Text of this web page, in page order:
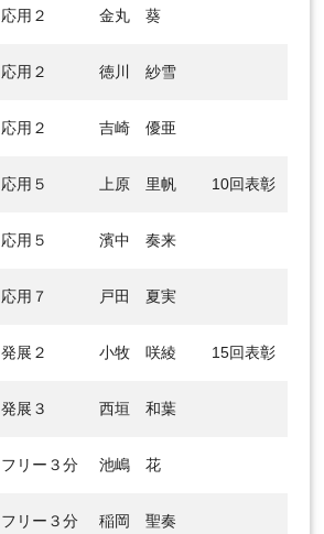
応用２ 金丸 葵
応用２ 徳川 紗雪
応用２ 吉崎 優亜
応用５ 上原 里帆 10回表彰
応用５ 濱中 奏来
応用７ 戸田 夏実
発展２ 小牧 咲綾 15回表彰
発展３ 西垣 和葉
フリー３分 池嶋 花
フリー３分 稲岡 聖奏